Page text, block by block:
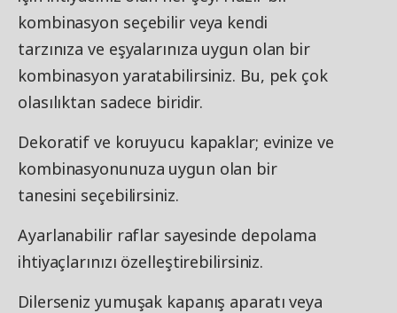
kombinasyon seçebilir veya kendi
tarzınıza ve eşyalarınıza uygun olan bir
kombinasyon yaratabilirsiniz. Bu, pek çok
olasılıktan sadece biridir.
Dekoratif ve koruyucu kapaklar; evinize ve
kombinasyonunuza uygun olan bir
tanesini seçebilirsiniz.
Ayarlanabilir raflar sayesinde depolama
ihtiyaçlarınızı özelleştirebilirsiniz.
Dilerseniz yumuşak kapanış aparatı veya